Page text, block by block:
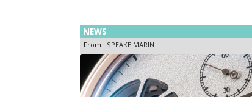
NEWS
From : SPEAKE MARIN